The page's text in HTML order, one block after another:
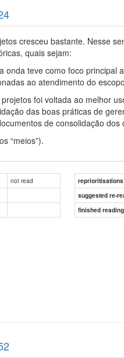
cresceu bastante. Nesse
quais sejam:
onda teve como foco
ao atendimento do
foi voltada ao melhor
das boas práticas de
de consolidação
“meios”).
not read
reprioritisations
suggested re-
finished